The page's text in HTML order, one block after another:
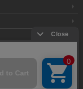
号